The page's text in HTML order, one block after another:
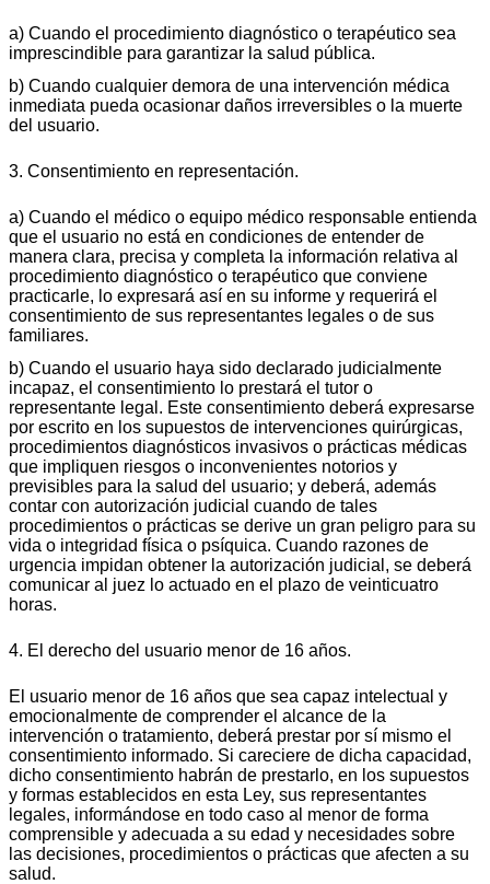
a) Cuando el procedimiento diagnóstico o terapéutico sea
imprescindible para garantizar la salud pública.
b) Cuando cualquier demora de una intervención médica
inmediata pueda ocasionar daños irreversibles o la muerte
del usuario.
3. Consentimiento en representación.
a) Cuando el médico o equipo médico responsable entienda
que el usuario no está en condiciones de entender de
manera clara, precisa y completa la información relativa al
procedimiento diagnóstico o terapéutico que conviene
practicarle, lo expresará así en su informe y requerirá el
consentimiento de sus representantes legales o de sus
familiares.
b) Cuando el usuario haya sido declarado judicialmente
incapaz, el consentimiento lo prestará el tutor o
representante legal. Este consentimiento deberá expresarse
por escrito en los supuestos de intervenciones quirúrgicas,
procedimientos diagnósticos invasivos o prácticas médicas
que impliquen riesgos o inconvenientes notorios y
previsibles para la salud del usuario; y deberá, además
contar con autorización judicial cuando de tales
procedimientos o prácticas se derive un gran peligro para su
vida o integridad física o psíquica. Cuando razones de
urgencia impidan obtener la autorización judicial, se deberá
comunicar al juez lo actuado en el plazo de veinticuatro
horas.
4. El derecho del usuario menor de 16 años.
El usuario menor de 16 años que sea capaz intelectual y
emocionalmente de comprender el alcance de la
intervención o tratamiento, deberá prestar por sí mismo el
consentimiento informado. Si careciere de dicha capacidad,
dicho consentimiento habrán de prestarlo, en los supuestos
y formas establecidos en esta Ley, sus representantes
legales, informándose en todo caso al menor de forma
comprensible y adecuada a su edad y necesidades sobre
las decisiones, procedimientos o prácticas que afecten a su
salud.